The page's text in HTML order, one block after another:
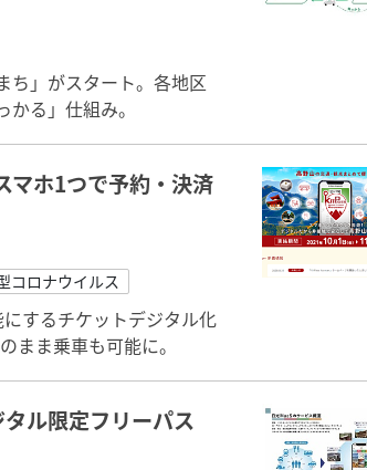
ち」がスタート。各地区
る」仕組み。
マホ1つで予約・決済
コロナウイルス
するチケットデジタル化
まま乗車も可能に。
ル限定フリーパス